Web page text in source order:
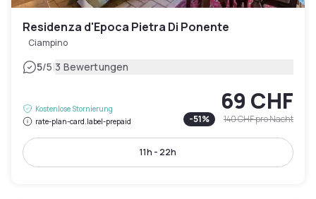
Residenza d'Epoca Pietra Di Ponente
Ciampino
5/5|3 Bewertungen
Kostenlose Stornierung
rate-plan-card.label-prepaid
69 CHF
-51% 140 CHFpro Nacht
11h - 22h